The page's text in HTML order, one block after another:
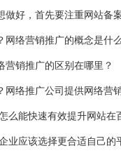
做好，首先要注重网站备
网络营销推广的概念是什
营销推广的区别在哪里？
网络推广公司提供网络营
么能快速有效提升网站在
业应该选择更合适自己的